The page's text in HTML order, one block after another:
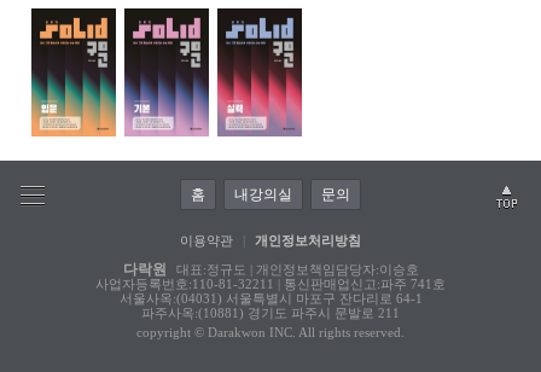
홈 내강의실 문의
이용약관 개인정보처리방침
다락원
대표:정규도 | 개인정보책임담당자:이승호
사업자등록번호:110-81-32211 | 통신판매업신고:파주 741호
서울사옥:(04031) 서울특별시 마포구 잔다리로 64-1
파주사옥:(10881) 경기도 파주시 문발로 211
copyright © Darakwon INC. All rights reserved.